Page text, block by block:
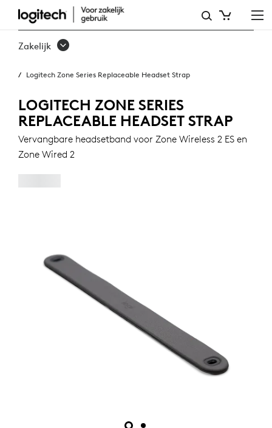
ZONE
SERIES
HEADSET
STRAP
Zakelijk
Logitech Zone Series Replaceable Headset Strap
LOGITECH ZONE SERIES
REPLACEABLE HEADSET STRAP
Vervangbare headsetband voor Zone Wireless 2 ES en
Zone Wired 2